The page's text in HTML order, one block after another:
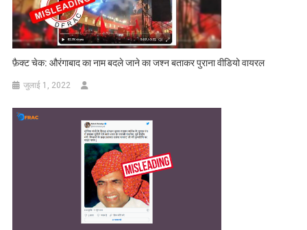
फ़ैक्ट चेक: औरंगाबाद का नाम बदले जाने का जश्न बताकर पुराना वीडियो वायरल
जुलाई 1, 2022